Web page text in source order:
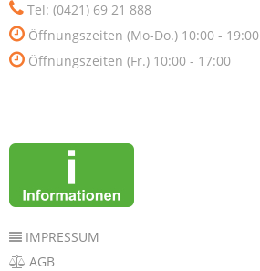
Tel: (0421) 69 21 888
Öffnungszeiten (Mo-Do.) 10:00 - 19:00
Öffnungszeiten (Fr.) 10:00 - 17:00
IMPRESSUM
AGB